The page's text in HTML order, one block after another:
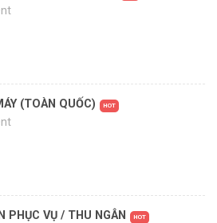
(TOÀN QUỐC) HOT
PHỤC VỤ / THU NGÂN HOT